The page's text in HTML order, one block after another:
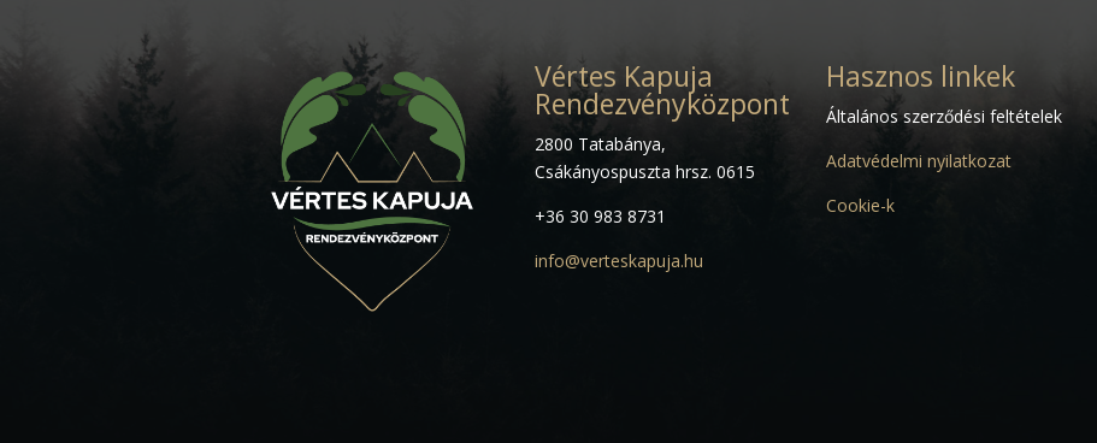
Vértes Kapuja
Rendezvényközpont
2800 Tatabánya,
Csákányospuszta hrsz. 0615
+36 30 983 8731
info@verteskapuja.hu
Hasznos linkek
Általános szerződési feltételek
Adatvédelmi nyilatkozat
Cookie-k